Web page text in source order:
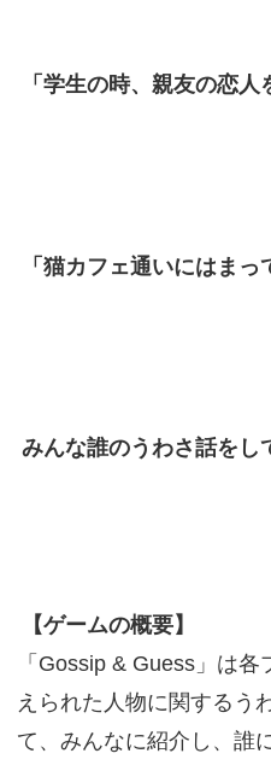
「学生の時、親友の恋
「猫カフェ通いにはまっ
みんな誰のうわさ話をし
【ゲームの概要】
「Gossip & Guess」は
えられた人物に関するう
て、みんなに紹介し、誰